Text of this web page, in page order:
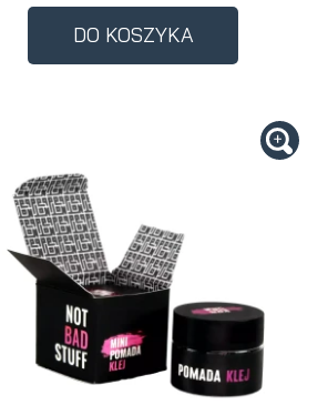
DO KOSZYKA